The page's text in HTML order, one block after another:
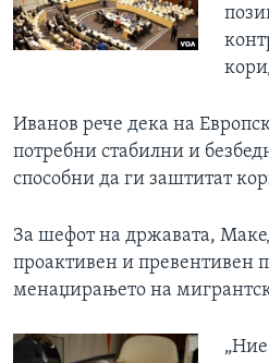
Иванов рече дека на
потребни стабилни и
способни да ги заштитат
За шефот на државата,
проактивен и превентивен
менаџирањето на